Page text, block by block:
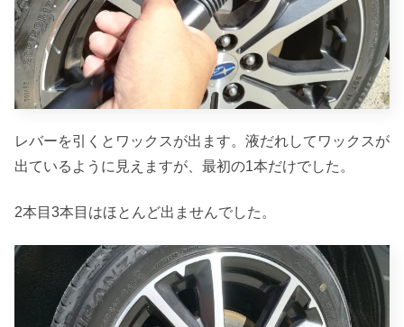
レバーを引くとワックスが出ます。液だれしてワックスが
出ているように見えますが、最初の1本だけでした。
2本目3本目はほとんど出ませんでした。